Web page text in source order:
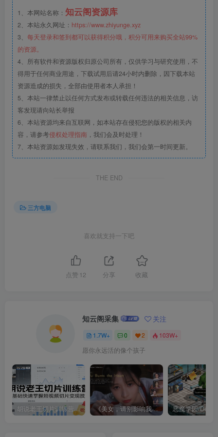
1、本网站名称： 知云阁资源库
2、本站永久网址： https://www.zhiyunge.xyz
3、 每天登录和签到都可以获得积分哦，积分可用来购买全站99%
的资源。
4、所有软件和资源版权归原公司所有，仅供学习与研究使用，不
得用于任何商业用途，下载试用后请24小时内删除，因下载本站
资源造成的损失，全部由使用者本人承担！
5、本站一律禁止以任何方式发布或转载任何违法的相关信息，访
客发现请向站长举报
6、本站资源均来自互联网，如本站存在侵犯您的版权的相关内
容，请参考侵权处理指南 ，我们会及时处理！
7、本站资源如发现失效，请联系我们，我们会第一时间更新。
THE END
三方电脑
喜欢就支持一下吧
点赞 12 分享 收藏
知云阁采集 关注
1.7W+ 0 2 103W+
愿你永远活的像个孩子
胡说老王切片训练营，零基础快速掌握短视频切片变现技巧 《美女，请别影响我成仙全球版》中文版